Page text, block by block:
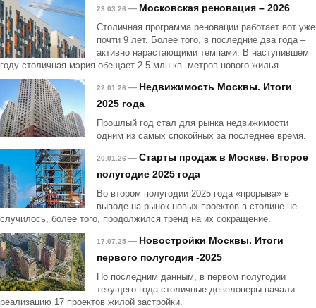
23.03.26 — Московская реновация – 2026
Столичная программа реновации работает вот уже
почти 9 лет. Более того, в последние два года –
активно нарастающими темпами. В наступившем
году столичная мэрия обещает 2.5 млн кв. метров нового жилья.
22.01.26 — Недвижимость Москвы. Итоги
2025 года
Прошлый год стал для рынка недвижимости
одним из самых спокойных за последнее время.
20.01.26 — Старты продаж в Москве. Второе
полугодие 2025 года
Во втором полугодии 2025 года «прорыва» в
выводе на рынок новых проектов в столице не
случилось, более того, продолжился тренд на их сокращение.
17.07.25 — Новостройки Москвы. Итоги
первого полугодия -2025
По последним данным, в первом полугодии
текущего года столичные девелоперы начали
реализацию 17 проектов жилой застройки.